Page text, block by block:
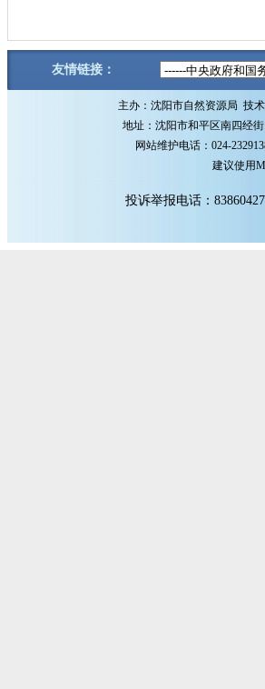
友情链接：
主办：沈阳市自然资源局 技
地址：沈阳市和平区南四经街
网站维护电话：024-
建议使用
投诉举报电话：83860427